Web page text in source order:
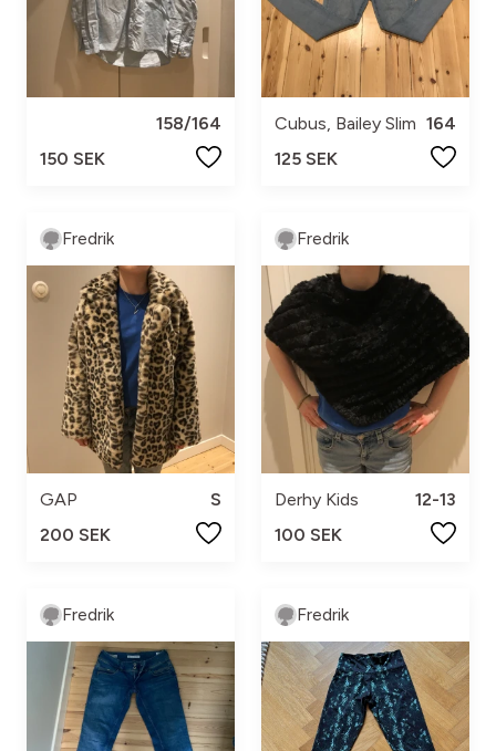
158/164
150 SEK
Cubus, Bailey Slim 164
125 SEK
Fredrik
GAP
S
200 SEK
Fredrik
Derhy Kids
12-13
100 SEK
Fredrik Fredrik